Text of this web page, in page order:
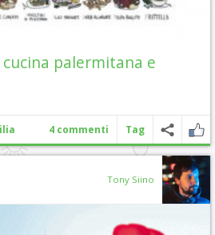
palermitana e
4 commenti Tag
Tony Siino